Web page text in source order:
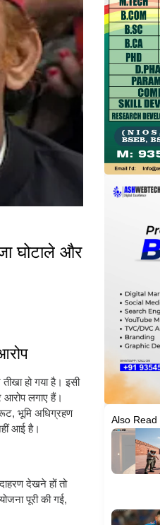
घोटाले और
हो गया है। इसी
आरोप लगाए हैं।
भूमि अधिग्रहण
आई है।
देखने हों तो
पूरी की गई,
Also Read